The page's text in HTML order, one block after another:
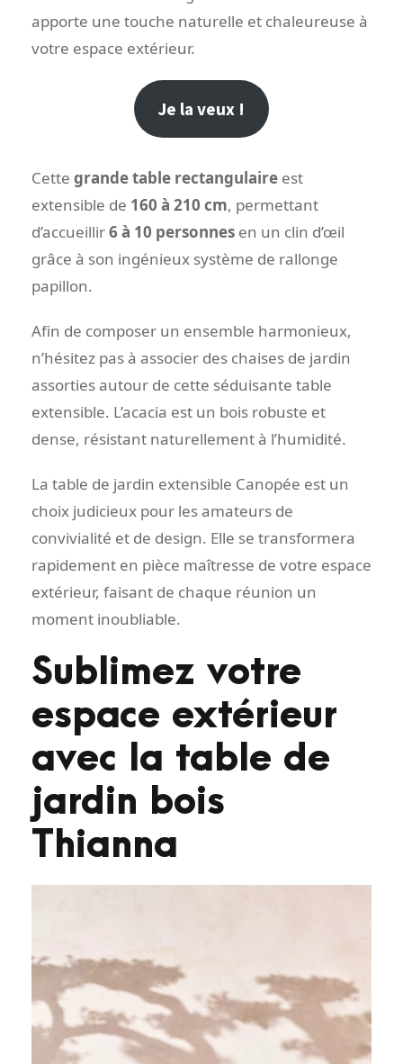
apporte une touche naturelle et chaleureuse à
votre espace extérieur.
Je la veux !
Cette grande table rectangulaire est
extensible de 160 à 210 cm, permettant
d’accueillir6 à 10 personnes en un clin d’œil
grâce à son ingénieux système de rallonge
papillon.
Afin de composer un ensemble harmonieux,
n’hésitez pas à associer des chaises de jardin
assorties autour de cette séduisante table
extensible. L’acacia est un bois robuste et
dense, résistant naturellement à l’humidité.
La table de jardin extensible Canopée est un
choix judicieux pour les amateurs de
convivialité et de design. Elle se transformera
rapidement en pièce maîtresse de votre espace
extérieur, faisant de chaque réunion un
moment inoubliable.
Sublimez votre
espace extérieur
avec la table de
jardin bois
Thianna